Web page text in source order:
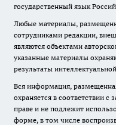
государственный язык
Любые материалы,
сотрудниками редакции,
являются объектами
указанные материалы
результаты
Вся информация,
охраняется в соответствии
праве и не подлежит
форме, в том числе